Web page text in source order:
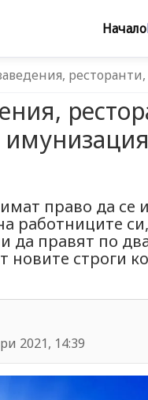
Начало
право да се
работниците
да правят по
новите строги
2021, 14:39